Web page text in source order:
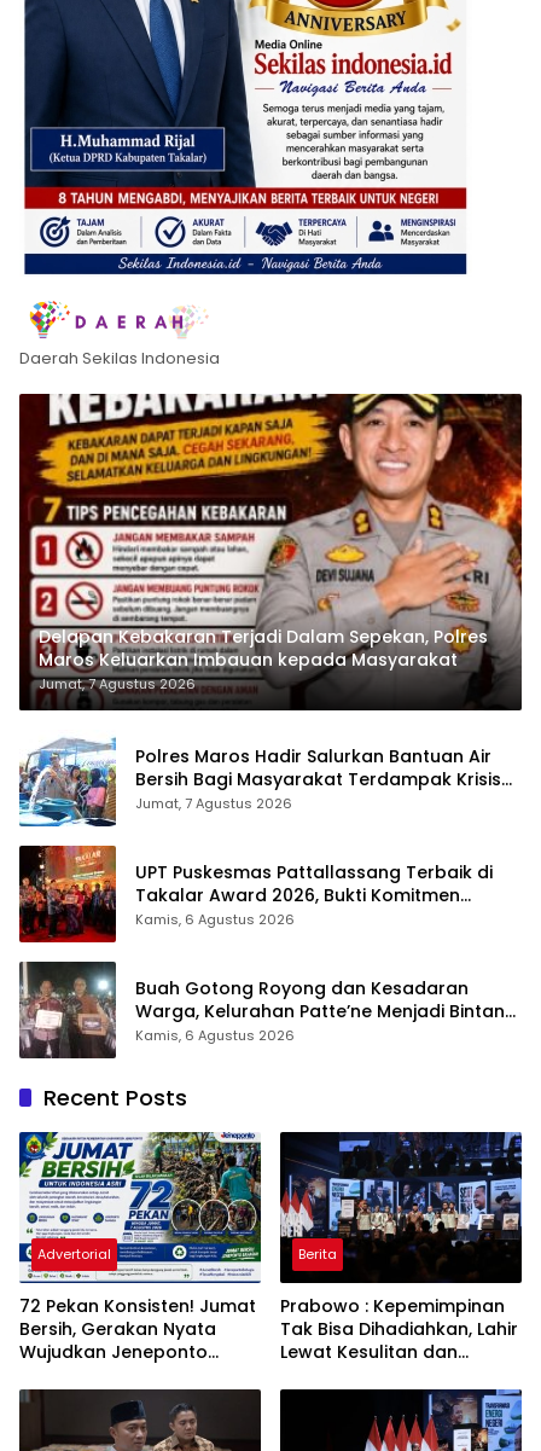
Daerah Sekilas Indonesia
Delapan Kebakaran Terjadi Dalam Sepekan, Polres
Maros Keluarkan Imbauan kepada Masyarakat
Jumat, 7 Agustus 2026
Polres Maros Hadir Salurkan Bantuan Air
Bersih Bagi Masyarakat Terdampak Krisis
Air Bersih Di Maros
Jumat, 7 Agustus 2026
UPT Puskesmas Pattallassang Terbaik di
Takalar Award 2026, Bukti Komitmen
Hadirkan Pelayanan Kesehatan Berkualitas
Kamis, 6 Agustus 2026
Buah Gotong Royong dan Kesadaran
Warga, Kelurahan Patte’ne Menjadi Bintang
Takalar Award 2026
Kamis, 6 Agustus 2026
Recent Posts
Advertorial
72 Pekan Konsisten! Jumat
Bersih, Gerakan Nyata
Wujudkan Jeneponto
ASRI
Berita
Prabowo : Kepemimpinan
Tak Bisa Dihadiahkan, Lahir
Lewat Kesulitan dan